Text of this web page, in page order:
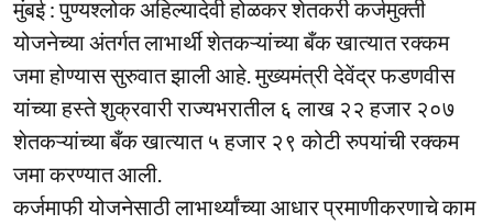
मुंबई : पुण्यश्लोक अहिल्यादेवी होळकर शेतकरी कर्जमुक्ती
योजनेच्या अंतर्गत लाभार्थी शेतकऱ्यांच्या बँक खात्यात रक्कम
जमा होण्यास सुरुवात झाली आहे. मुख्यमंत्री देवेंद्र फडणवीस
यांच्या हस्ते शुक्रवारी राज्यभरातील ६ लाख २२ हजार २०७
शेतकऱ्यांच्या बँक खात्यात ५ हजार २९ कोटी रुपयांची रक्कम
जमा करण्यात आली.
कर्जमाफी योजनेसाठी लाभार्थ्यांच्या आधार प्रमाणीकरणाचे काम